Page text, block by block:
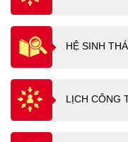
HỆ SINH
LỊCH CÔNG